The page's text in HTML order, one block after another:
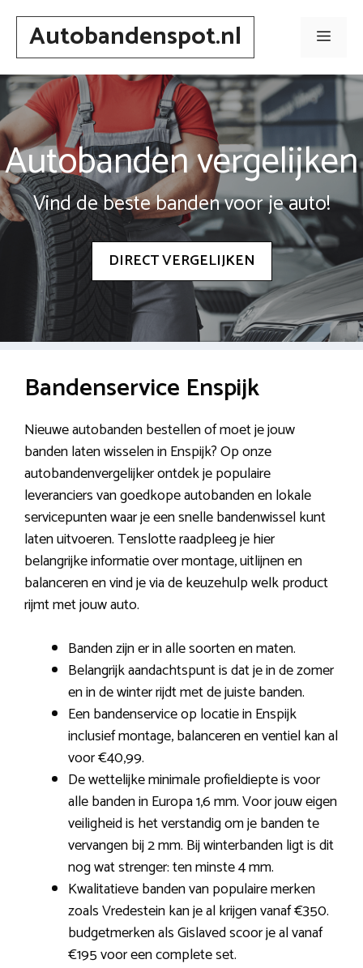
Spring
inhoudAutobandenspot.nl Menu
Autobanden vergelijken
Vind de beste banden voor je auto!
DIRECT VERGELIJKEN
Bandenservice Enspijk
Nieuwe autobanden bestellen of moet je jouw
banden laten wisselen in Enspijk? Op onze
autobandenvergelijker ontdek je populaire
leveranciers van goedkope autobanden en lokale
servicepunten waar je een snelle bandenwissel kunt
laten uitvoeren. Tenslotte raadpleeg je hier
belangrijke informatie over montage, uitlijnen en
balanceren en vind je via de keuzehulp welk product
rijmt met jouw auto.
Banden zijn er in alle soorten en maten.
Belangrijk aandachtspunt is dat je in de zomer
en in de winter rijdt met de juiste banden.
Een bandenservice op locatie in Enspijk
inclusief montage, balanceren en ventiel kan al
voor €40,99.
De wettelijke minimale profieldiepte is voor
alle banden in Europa 1,6 mm. Voor jouw eigen
veiligheid is het verstandig om je banden te
vervangen bij 2 mm. Bij winterbanden ligt is dit
nog wat strenger: ten minste 4 mm.
Kwalitatieve banden van populaire merken
zoals Vredestein kan je al krijgen vanaf €350.
budgetmerken als Gislaved scoor je al vanaf
€195 voor een complete set.